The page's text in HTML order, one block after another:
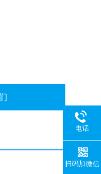
电话
扫码加微信